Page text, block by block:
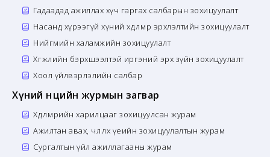
Гадаадад ажиллах хүч гаргах салбарын зохицуулалт
Насанд хүрээгүй хүний хөдөлмөр эрхлэлтийн зохицуулалт
Нийгмийн халамжийн зохицуулалт
Хөгжлийн бэрхшээлтэй иргэний эрх зүйн зохицуулалт
Хоол үйлвэрлэлийн салбар
Хүний нөөцийн журмын загвар
Хөдөлмөрийн харилцааг зохицуулсан журам
Ажилтан авах, чөлөөлөх үеийн зохицуулалтын журам
Сургалтын үйл ажиллагааны журам